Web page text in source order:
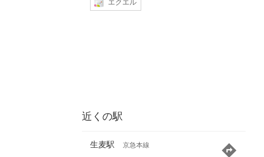
エクエル
近くの駅
生麦駅 京急本線